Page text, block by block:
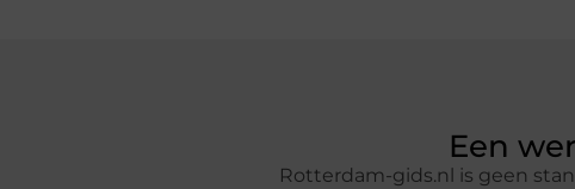
Een
Rotterdam-gids.nl is geen